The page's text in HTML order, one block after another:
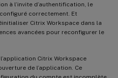
à l’invite d’authentification, le
correctement. Et
Citrix Workspace dans la
avancées pour reconfigurer le
Citrix Workspace
de l’application. Ce